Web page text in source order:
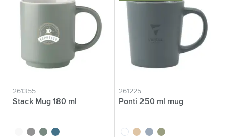
261355
Stack Mug 180 ml
blancgris vert bleu
261225
Ponti 250 ml mug
blancsablegris vert